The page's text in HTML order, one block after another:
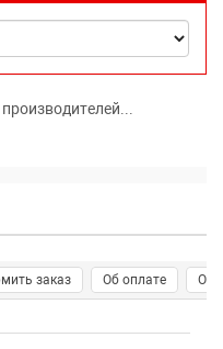
заказ Об оплате О